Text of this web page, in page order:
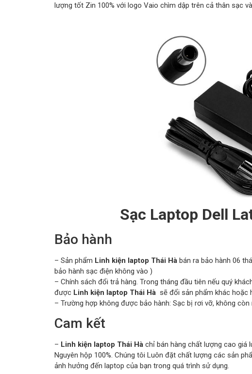
lượng tốt Zin 100% với logo Vaio chìm dập trên cả thân sạc
Sạc Laptop Dell
Bảo hành
– Sản phẩm Linh kiện laptop Thái Hà bán ra bảo hành 06
bảo hành sạc điện không vào )
– Chính sách đổi trả hàng. Trong tháng đầu tiên nếu quý
được Linh kiện laptop Thái Hà sẽ đổi sản phẩm khác hoặc
– Trường hợp không được bảo hành: Sạc bị rơi vỡ, không
Cam kết
– Linh kiện laptop Thái Hà chỉ bán hàng chất lượng cao giá
Nguyên hộp 100%. Chúng tôi Luôn đặt chất lượng các sản
ảnh hưởng đến laptop của bạn trong quá trình sử dụng.